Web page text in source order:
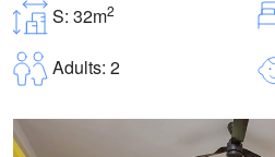
S: 32m2
Adults: 2